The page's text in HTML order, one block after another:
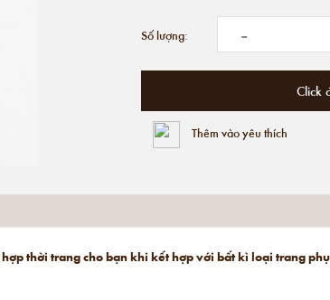
Số lượng: -
Click
Thêm vào yêu thích
thời trang cho bạn khi kết hợp với bất kì loại trang